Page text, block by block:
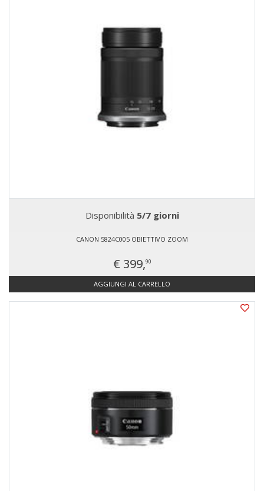
Disponibilità 5/7 giorni
CANON 5824C005 OBIETTIVO ZOOM
€ 399,90
AGGIUNGI AL CARRELLO